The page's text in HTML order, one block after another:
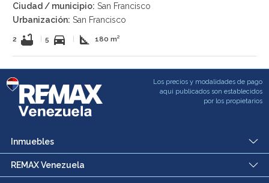
Ciudad / municipio: San Francisco
Urbanización: San Francisco
2 bathtub 5 directions_car square_foot 180 m²
Los precios y modalidades de pago
aqui publicados son establecidos
por los propietarios
Inmuebles
REMAX Venezuela